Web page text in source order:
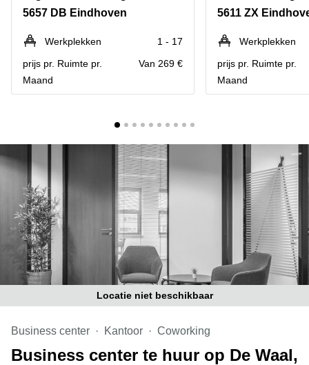
Hengelo
Hilversum
Hoofddorp
Deventer
Zwolle
Amsterdam
Westpoort
Reeuwijk
Business
Arnhem
center
Hilversum
Business
center
Den
Haag
Coworking
space
Breda
Coworking
in Arnhem
5657 DB Eindhoven
Werkplekken
1 - 17
prijs pr. Ruimte pr.
Maand
Van 269 €
5611 ZX
Werkplekken
prijs pr. Ruimte pr.
Maand
Locatie niet beschikbaar
Business center Kantoor Coworking
Business center te huur op De Waal,